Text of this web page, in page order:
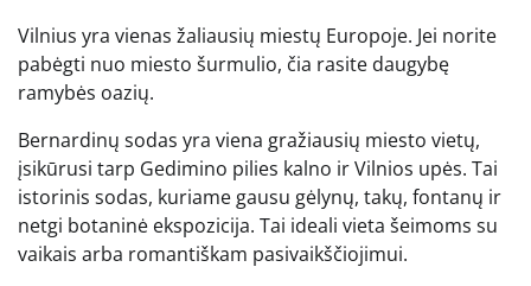
Vilnius yra vienas žaliausių miestų Europoje. Jei norite
pabėgti nuo miesto šurmulio, čia rasite daugybę
ramybės oazių.
Bernardinų sodas yra viena gražiausių miesto vietų,
įsikūrusi tarp Gedimino pilies kalno ir Vilnios upės. Tai
istorinis sodas, kuriame gausu gėlynų, takų, fontanų ir
netgi botaninė ekspozicija. Tai ideali vieta šeimoms su
vaikais arba romantiškam pasivaikščiojimui.